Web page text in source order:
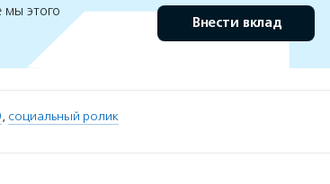
мы этого
Внести вклад
, социальный ролик